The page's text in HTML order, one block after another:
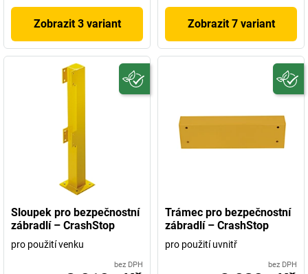
Zobrazit 3 variant Zobrazit 7 variant
Sloupek pro bezpečnostní
zábradlí – CrashStop
pro použití venku
bez DPH
Trámec pro bezpečnostní
zábradlí – CrashStop
pro použití uvnitř
bez DPH